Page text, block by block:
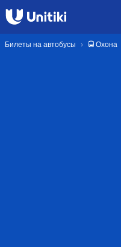
Билеты на автобусы 🚍 Охона